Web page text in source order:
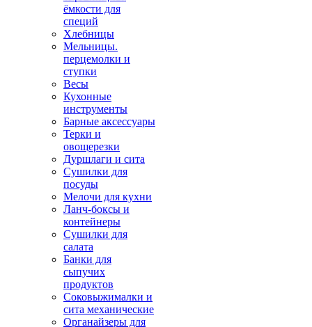
ёмкости для
специй
Хлебницы
Мельницы.
перцемолки и
ступки
Весы
Кухонные
инструменты
Барные аксессуары
Терки и
овощерезки
Дуршлаги и сита
Сушилки для
посуды
Мелочи для кухни
Ланч-боксы и
контейнеры
Сушилки для
салата
Банки для
сыпучих
продуктов
Соковыжималки и
сита механические
Органайзеры для